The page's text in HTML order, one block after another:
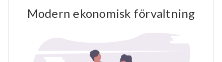
Modern ekonomisk förvaltning